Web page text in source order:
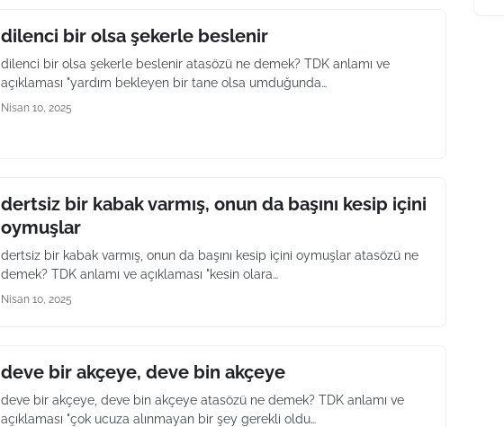
dilenci bir olsa şekerle beslenir
dilenci bir olsa şekerle beslenir atasözü ne demek? TDK anlamı ve
açıklaması "yardım bekleyen bir tane olsa umduğunda…
Nisan 10, 2025
dertsiz bir kabak varmış, onun da başını kesip içini
oymuşlar
dertsiz bir kabak varmış, onun da başını kesip içini oymuşlar atasözü ne
demek? TDK anlamı ve açıklaması "kesin olara…
Nisan 10, 2025
deve bir akçeye, deve bin akçeye
deve bir akçeye, deve bin akçeye atasözü ne demek? TDK anlamı ve
açıklaması "çok ucuza alınmayan bir şey gerekli oldu…